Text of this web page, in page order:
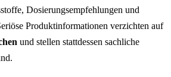
Dosierungsempfehlungen und
Produktinformationen verzichten auf
und stellen stattdessen sachliche